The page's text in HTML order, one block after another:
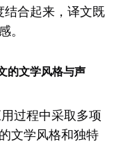
结合起来，译文既
。
的文学风格与声
过程中采取多项
文学风格和独特